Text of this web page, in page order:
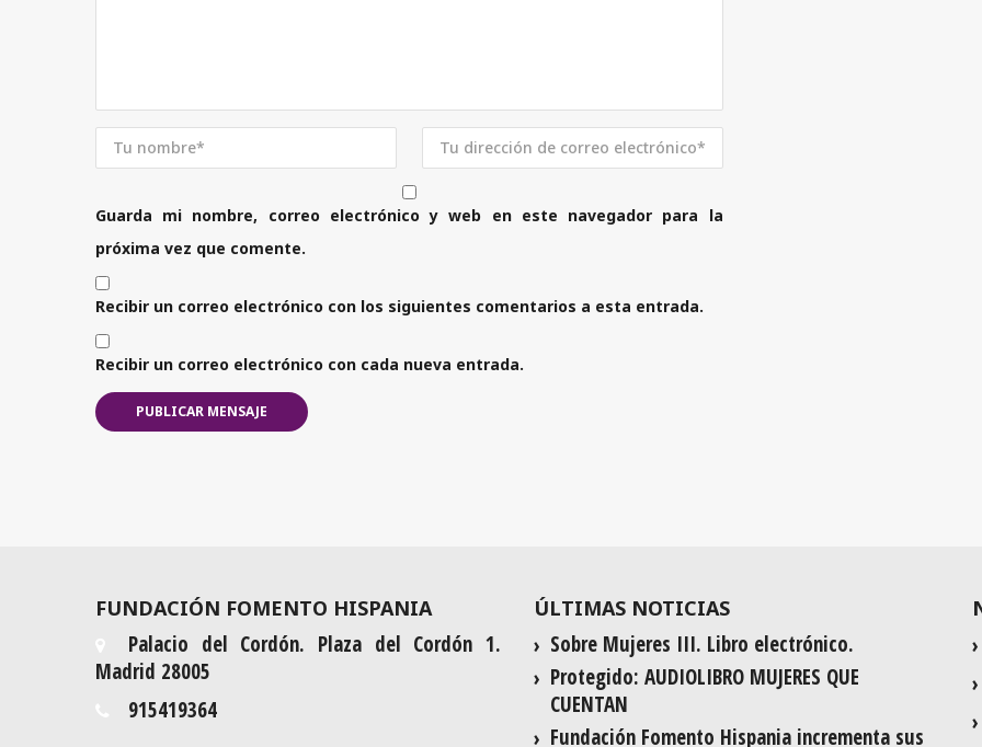
Guarda mi nombre, correo electrónico y web en este navegador para la
próxima vez que comente.
Recibir un correo electrónico con los siguientes comentarios a esta entrada.
Recibir un correo electrónico con cada nueva entrada.
FUNDACIÓN FOMENTO HISPANIA
Palacio del Cordón. Plaza del Cordón 1.
Madrid 28005
915419364
ÚLTIMAS NOTICIAS
Sobre Mujeres III. Libro electrónico.
Protegido: AUDIOLIBRO MUJERES QUE
CUENTAN
Fundación Fomento Hispania incrementa sus